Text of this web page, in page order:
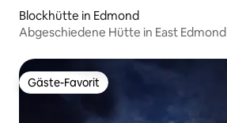
Blockhütte in Edmond
Abgeschiedene Hütte in East Edmond
Gäste-Favorit
Gäste-Favorit